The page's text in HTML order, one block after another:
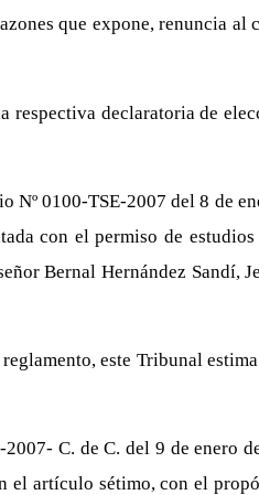
que expone, renuncia
declaratoria de
0100-TSE-2007 del 8 de
con el permiso de
Bernal Hernández Sandí,
este Tribunal
C. de C. del 9 de enero
el artículo sétimo, con el